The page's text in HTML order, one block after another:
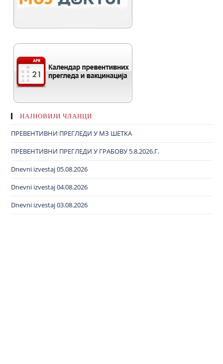
НАЈНОВИЈИ ЧЛАНЦИ
ПРЕВЕНТИВНИ ПРЕГЛЕДИ У МЗ ШЕТКА
ПРЕВЕНТИВНИ ПРЕГЛЕДИ У ГРАБОВУ 5.8.2026.Г.
Dnevni izvestaj 05.08.2026
Dnevni izvestaj 04.08.2026
Dnevni izvestaj 03.08.2026